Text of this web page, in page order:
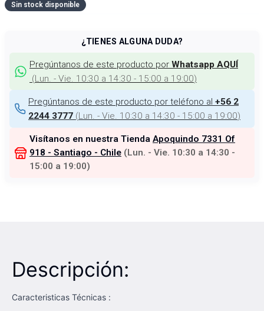
Sin stock disponible
¿TIENES ALGUNA DUDA?
Pregúntanos de este producto por Whatsapp AQUÍ
(Lun. - Vie. 10:30 a 14:30 - 15:00 a 19:00)
Pregúntanos de este producto por teléfono al +56 2
2244 3777 (Lun. - Vie. 10:30 a 14:30 - 15:00 a 19:00)
Visítanos en nuestra Tienda Apoquindo 7331 Of
918 - Santiago - Chile (Lun. - Vie. 10:30 a 14:30 -
15:00 a 19:00)
Descripción:
Caracteristicas Técnicas :